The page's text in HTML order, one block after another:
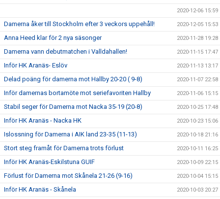
2020-12-06 15:59
Damerna åker till Stockholm efter 3 veckors uppehåll! 2020-12-05 15:53
Anna Heed klar för 2 nya säsonger 2020-11-28 19:28
Damerna vann debutmatchen i Valldahallen! 2020-11-15 17:47
Inför HK Aranäs- Eslöv 2020-11-13 13:17
Delad poäng för damerna mot Hallby 20-20 ( 9-8) 2020-11-07 22:58
Inför damernas bortamöte mot seriefavoriten Hallby 2020-11-06 15:15
Stabil seger för Damerna mot Nacka 35-19 (20-8) 2020-10-25 17:48
Inför HK Aranäs - Nacka HK 2020-10-23 15:06
Islossning för Damerna i AIK land 23-35 (11-13) 2020-10-18 21:16
Stort steg framåt för Damerna trots förlust 2020-10-11 16:25
Inför HK Aranäs-Eskilstuna GUIF 2020-10-09 22:15
Förlust för Damerna mot Skånela 21-26 (9-16) 2020-10-04 15:15
Inför HK Aranäs - Skånela 2020-10-03 20:27